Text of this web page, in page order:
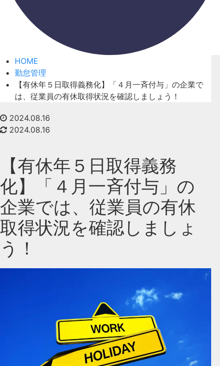
HOME
勤怠管理
【有休年５日取得義務化】「４月一斉付与」の企業で
は、従業員の有休取得状況を確認しましょう！
2024.08.16
2024.08.16
【有休年５日取得義務
化】「４月一斉付与」の
企業では、従業員の有休
取得状況を確認しましょ
う！